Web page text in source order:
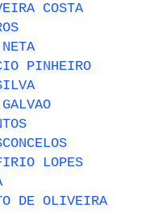
COSTA
PINHEIRO
LOPES
DE OLIVEIRA